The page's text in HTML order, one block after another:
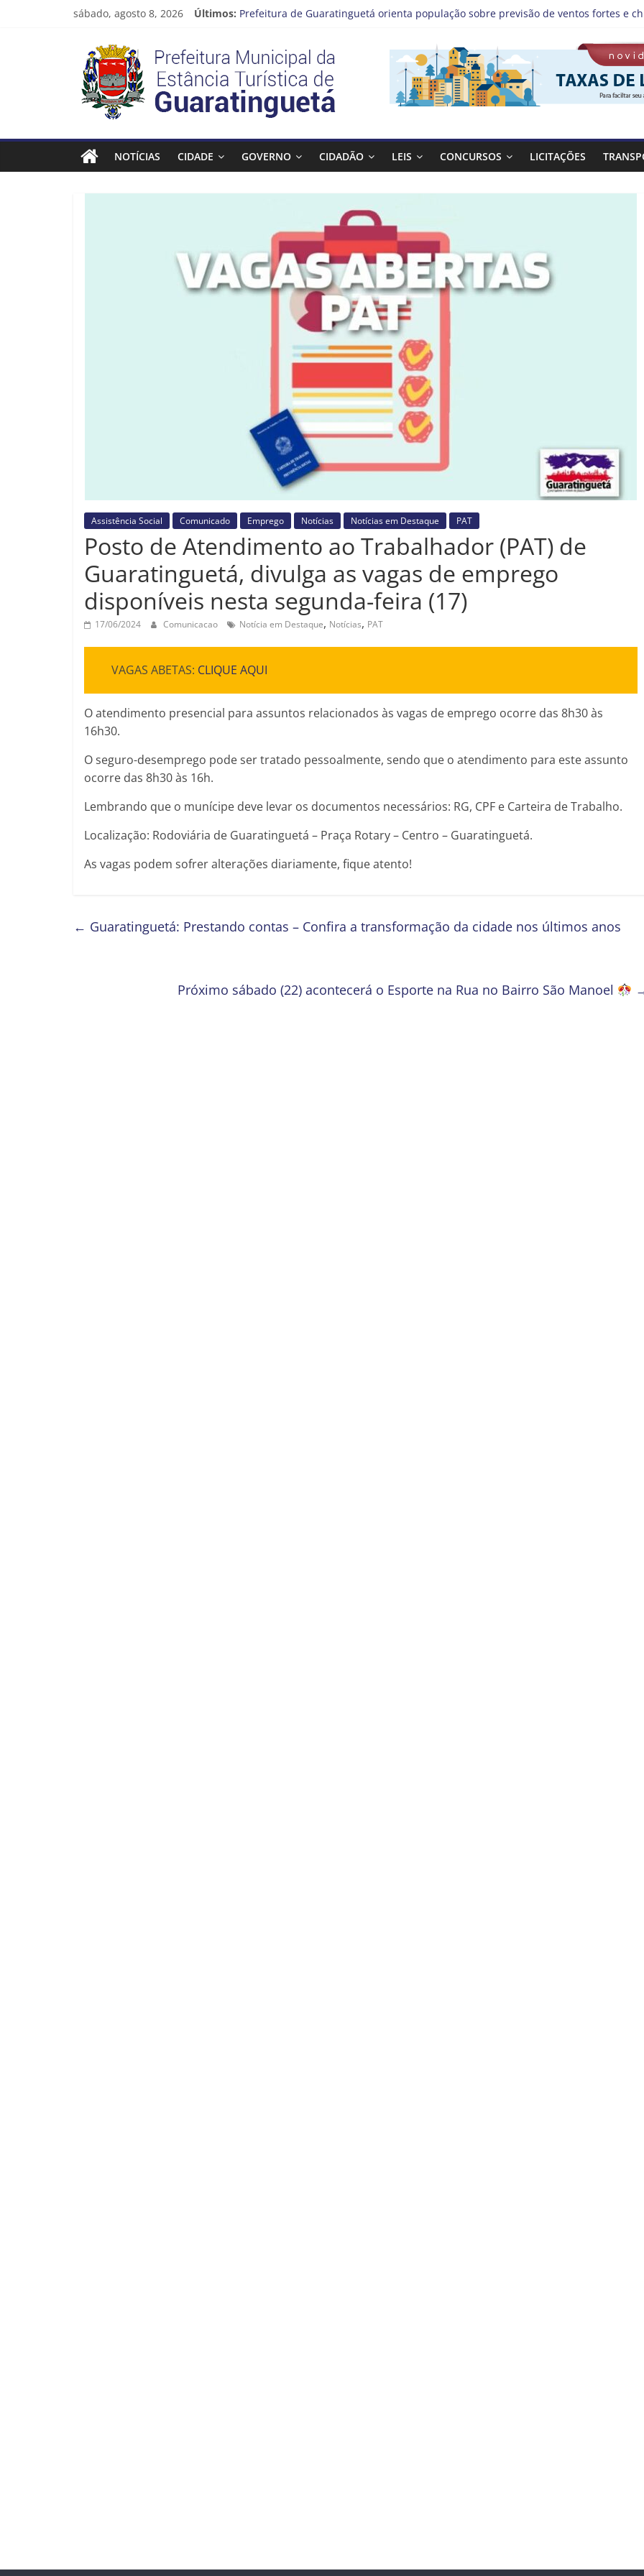
sábado, agosto 8, 2026 Últimos: Prefeitura de Guaratinguetá orienta população sobre previsão de ventos fortes e
Cinema Pontos MIS | Programação de Agosto
Neste sábado (08), a Prefeitura de Guaratinguetá realiza mais uma edição do
A Operação Cata Bagulho atenderá o seguinte bairro neste sábado, (08)
Prefeitura
Estância
Turística
Guaratinguetá
NOTÍCIAS CIDADE GOVERNO CIDADÃO LEIS CONCURSOS LICITAÇÕES
Assistência Social Comunicado Emprego Notícias Notícias em Destaque PAT
Posto de Atendimento ao Trabalhador (PAT) de
Guaratinguetá, divulga as vagas de emprego
disponíveis nesta segunda-feira (17)
17/06/2024 Comunicacao Notícia em Destaque, Notícias, PAT
VAGAS ABETAS: CLIQUE AQUI
O atendimento presencial para assuntos relacionados às vagas de emprego ocorre das 8h30 às
16h30.
O seguro-desemprego pode ser tratado pessoalmente, sendo que o atendimento para este assunto
ocorre das 8h30 às 16h.
Lembrando que o munícipe deve levar os documentos necessários: RG, CPF e Carteira de Trabalho.
Localização: Rodoviária de Guaratinguetá – Praça Rotary – Centro – Guaratinguetá.
As vagas podem sofrer alterações diariamente, fique atento!
← Guaratinguetá: Prestando contas – Confira a transformação da cidade nos últimos anos
Próximo sábado (22) acontecerá o Esporte na Rua no Bairro São Manoel